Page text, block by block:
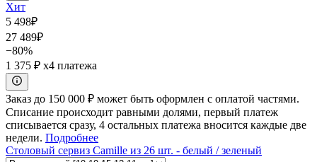
Хит
5 498₽
27 489₽
−80%
1 375 ₽ x4 платежа
Заказ до 150 000 ₽ может быть оформлен с оплатой частями.
Списание происходит равными долями, первый платеж
списывается сразу, 4 остальных платежа вносится каждые две
недели. Подробнее
Столовый сервиз Camille из 26 шт. - белый / зеленый